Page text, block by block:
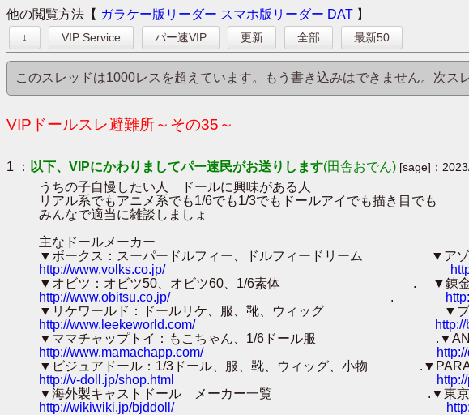
他の閲覧方法【 ガラケー版リーダー スマホ版リーダー DAT 】
↓ VIP Service パー速VIP 更新 全部 最新50
このスレッドは1000レスを超えています。もう書き込みはできません。次ス
VIPドールスレ避難所～その35～
1 ： 以下、VIPにかわりましてパー速民がお送りします(田舎おでん) [sage]：
うちの子自慢したい人 ドールに興味がある人
リアル系でもアニメ系でも1/6でも1/3でもドールアイでも描き目でも
みんなで適当に雑談しましょ
主なドールメーカー
▼ボークス：スーパードルフィー、ドルフィードリーム ▼アゾン
http://www.volks.co.jp/
▼オビツ：オビツ50、オビツ60、1/6素体 . ▼錬金術工
http://www.obitsu.co.jp/.
▼リケワールド：ドールリケ、服、靴、ウィッグ ▼ブルーフ
http://www.leekeworld.com/
▼ママチャップトイ：もこちゃん、1/6ドール服 .▼ANGEL
http://www.mamachapp.com/
▼ビジュアドール：1/3ドール、服、靴、ウィッグ、小物
http://v-doll.jp/shop.html
▼海外製キャストドール メーカー一覧 .▼東京ドール
http://wikiwiki.jp/bjddoll/